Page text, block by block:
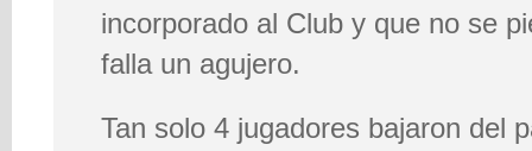
incorporado al Club y que no se
falla un agujero.
Tan solo 4 jugadores bajaron del